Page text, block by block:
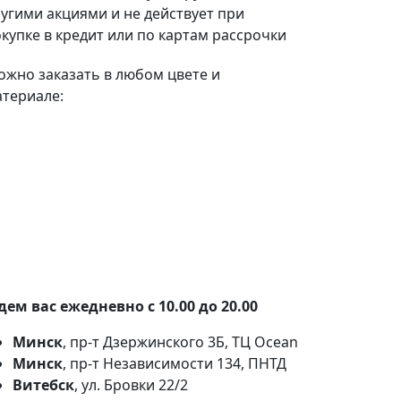
акциями и не действует при
в кредит или по картам рассрочки
заказать в любом цвете и
вас ежедневно с 10.00 до 20.00
Минск, пр-т Дзержинского 3Б, ТЦ Ocean
Минск, пр-т Независимости 134, ПНТД
Витебск, ул. Бровки 22/2